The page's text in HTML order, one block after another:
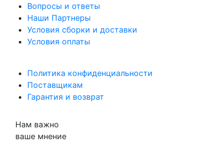
Вопросы и ответы
Наши Партнеры
Условия сборки и доставки
Условия оплаты
Политика конфиденциальности
Поставщикам
Гарантия и возврат
Нам важно
ваше мнение